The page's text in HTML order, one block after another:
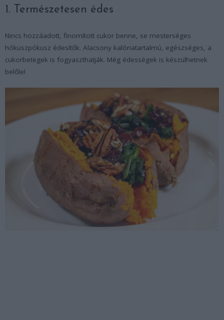
1. Természetesen édes
Nincs hozzáadott, finomított cukor benne, se mesterséges
hókuszpókusz édesítők. Alacsony kalóriatartalmú, egészséges, a
cukorbetegek is fogyaszthatják. Még édességek is készülhetnek
belőle!